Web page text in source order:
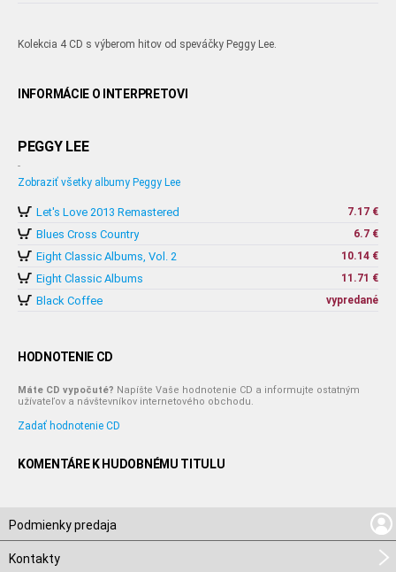
Kolekcia 4 CD s výberom hitov od speváčky Peggy Lee.
INFORMÁCIE O INTERPRETOVI
PEGGY LEE
-
Zobraziť všetky albumy Peggy Lee
Let's Love 2013 Remastered 7.17 €
Blues Cross Country 6.7 €
Eight Classic Albums, Vol. 2 10.14 €
Eight Classic Albums 11.71 €
Black Coffee vypredané
HODNOTENIE CD
Máte CD vypočuté? Napíšte Vaše hodnotenie CD a informujte ostatným
užívateľov a návštevníkov internetového obchodu.
Zadať hodnotenie CD
KOMENTÁRE K HUDOBNÉMU TITULU
Podmienky predaja
Kontakty